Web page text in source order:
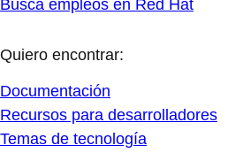
Busca empleos en Red Hat
Quiero encontrar:
Documentación
Recursos para desarrolladores
Temas de tecnología